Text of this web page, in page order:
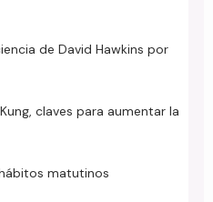
de David Hawkins por
claves para aumentar la
matutinos